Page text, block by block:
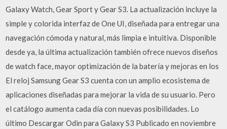
Galaxy Watch, Gear Sport y Gear S3. La actualización incluye la
simple y colorida interfaz de One UI, diseñada para entregar una
navegación cómoda y natural, más limpia e intuitiva. Disponible
desde ya, la última actualización también ofrece nuevos diseños
de watch face, mayor optimización de la batería y mejoras en los
El reloj Samsung Gear S3 cuenta con un amplio ecosistema de
aplicaciones diseñadas para mejorar la vida de su usuario. Pero
el catálogo aumenta cada dí­a con nuevas posibilidades. Lo
último Descargar Odin para Galaxy S3 Publicado en noviembre